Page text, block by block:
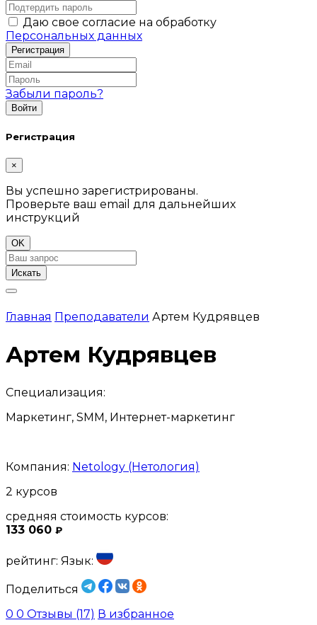
Даю свое согласие на обработку
Персональных данных
Забыли пароль?
Регистрация
×
Вы успешно зарегистрированы.
Проверьте ваш email для дальнейших
инструкций
OK
Искать
Главная Преподаватели Артем Кудрявцев
Артем Кудрявцев
Специализация:
Маркетинг, SMM, Интернет-маркетинг
Компания: Netology (Нетология)
2 курсов
средняя стоимость курсов:
133 060 ₽
рейтинг: Язык:
Поделиться
0 0 Отзывы (17) В избранное